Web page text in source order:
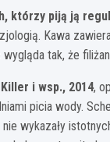
którzy piją ją
Kawa
tak, że
Killer i wsp., 2014,
picia wody.
wykazały